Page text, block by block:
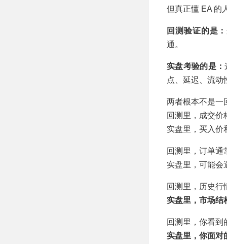
但真正懂 EA 的
回测验证的是：
通。
实盘考验的是：
点、延迟、流动
两者根本不是一
回测里，成交价
实盘里，买入价
回测里，订单通
实盘里，可能会
回测里，历史行
实盘里，市场结
回测里，你看到
实盘里，你面对